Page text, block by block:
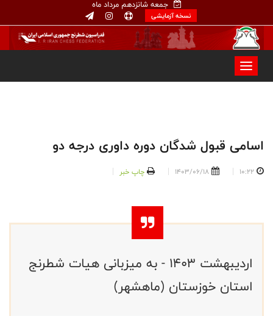
جمعه شانزدهم مرداد ماه
نسخه آزمایشی
اسامی قبول شدگان دوره داوری درجه دو
10:22
1403/06/18 چاپ خبر
اردیبهشت ۱۴۰۳ - به میزبانی هیات شطرنج
استان خوزستان (ماهشهر)